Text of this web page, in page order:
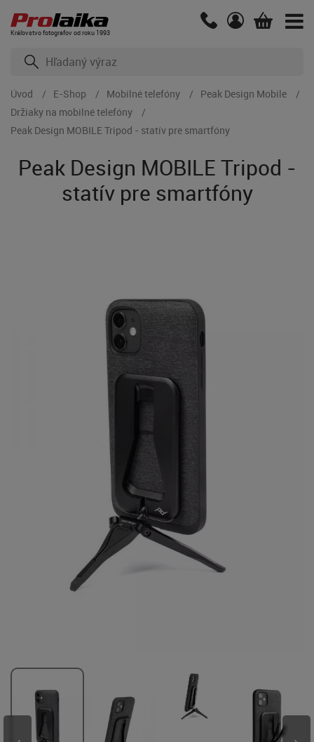
Kráľovstvo fotografov od roku 1993
Úvod E-Shop Mobilné telefóny
Peak Design Mobile
Držiaky na mobilné telefóny
Peak Design MOBILE Tripod - statív pre smartfóny
Peak Design MOBILE Tripod -
statív pre smartfóny